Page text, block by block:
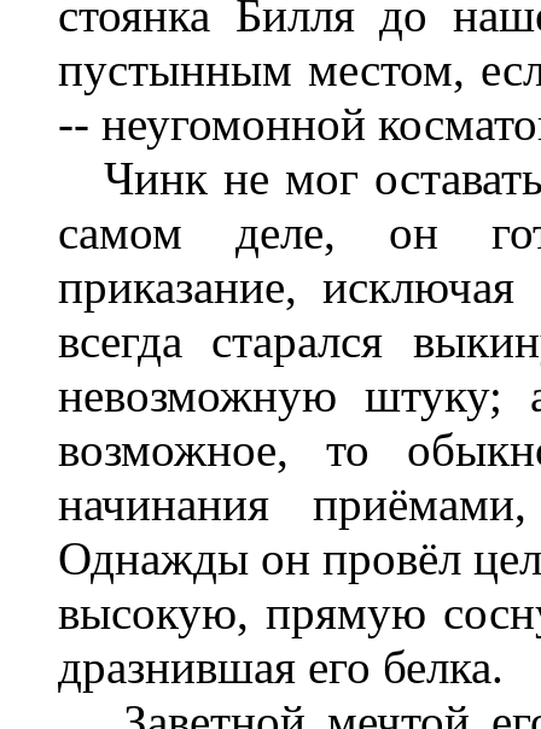
стоянка Билля до
пустынным местом,
-- неугомонной
Чинк не мог
самом деле, он
приказание,
всегда старался
невозможную штуку;
возможное, то
начинания
Однажды он провёл
высокую, прямую
дразнившая его белка.